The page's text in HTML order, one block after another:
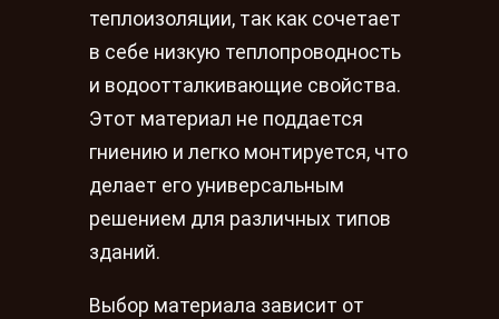
теплоизоляции, так как сочетает
в себе низкую теплопроводность
и водоотталкивающие свойства.
Этот материал не поддается
гниению и легко монтируется, что
делает его универсальным
решением для различных типов
зданий.
Выбор материала зависит от